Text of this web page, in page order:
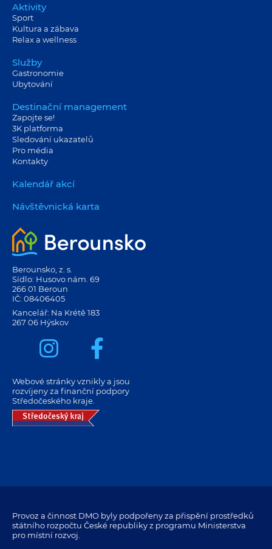
Aktivity
Sport
Kultura a zábava
Relax a wellness
Služby
Gastronomie
Ubytování
Destinační management
Zapojte se!
3K platforma
Sledování ukazatelů
Pro média
Kontakty
Kalendář akcí
Návštěvnická karta
Berounsko, z. s.
Sídlo: Husovo nám. 69
266 01 Beroun
IČ: 08406405
Kancelář: Na Krétě 183
267 06 Hýskov
Webové stránky vznikly a jsou
rozvíjeny za finanční podpory
Středočeského kraje.
Provoz a činnost DMO byly podpořeny za přispění prostředků
státního rozpočtu České republiky z programu Ministerstva
pro místní rozvoj.